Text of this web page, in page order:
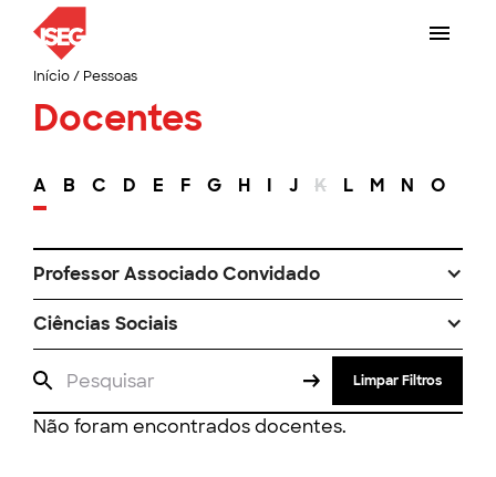
Início/ Pessoas
Docentes
A B C D E F G H I J K L M N O
Professor Associado Convidado
Ciências Sociais
Limpar Filtros
Não foram encontrados docentes.